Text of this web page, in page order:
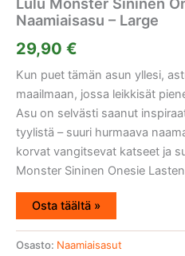
Naamiaisasu – Large
29,90 €
Kun puet tämän asun yllesi,
maailmaan, jossa leikkisät
Asu on selvästi saanut
tyylistä – suuri hurmaava
korvat vangitsevat katseet ja
Monster Sininen Onesie
Osta täältä »
Osasto: Naamiaisasut